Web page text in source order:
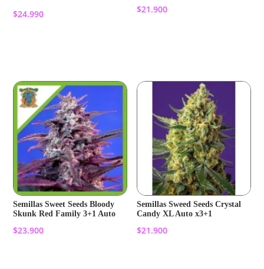
$24.990 $21.900
Semillas Sweet Seeds Bloody
Skunk Red Family 3+1 Auto
$23.900
Semillas Sweed Seeds Crystal
Candy XL Auto x3+1
$21.900